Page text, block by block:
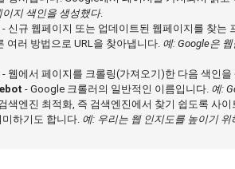
이지 색인을 생성했다.
- 신규 웹페이지 또는 업데이트된 웹페이지를 찾는
여러 방법으로 URL을 찾아냅니다. 예: Google은
- 웹에서 페이지를 크롤링(가져오기)한 다음 색인
- Google 크롤러의 일반적인 이름입니다. 예:
색엔진 최적화, 즉 검색엔진에서 찾기 쉽도록 사
미하기도 합니다. 예: 우리는 웹 인지도를 높이기 위